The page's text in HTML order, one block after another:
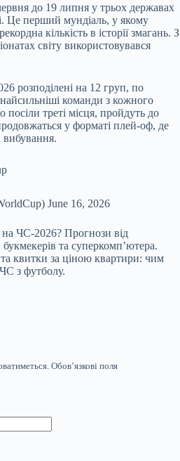
до 19 липня у трьох державах
перший мундіаль, у якому
кількість в історії змагань. З
світу використовувався
розподілені на 12 груп, по
команди з кожного
посіли треті місця, пройдуть до
у форматі плей-оф, де
вибування.
June 16, 2026
ЧС-2026? Прогнози від
букмекерів та суперкомп’ютера.
квитки за ціною квартири: чим
з футболу.
Обов’язкові поля